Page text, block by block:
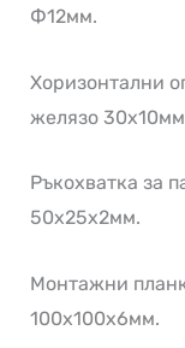
Ф12мм.
Хоризонтални
желязо
Ръкохватка за
50х25х2мм.
Монтажни
100х100х6мм.